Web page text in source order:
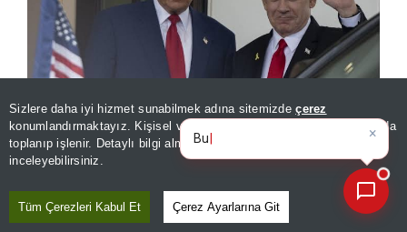
Sizlere daha iyi hizmet sunabilmek adına sitemizdeçerez
konumlandırmaktayız. Kişisel verileriniz, KVKK ve GDPR kapsamında
toplanıp işlenir. Detaylı bilgi almak için
inceleyebilirsiniz.
Tüm Çerezleri Kabul Et Çerez Ayarlarına Git
Türkiye’nin Gazze’deki rolü İsrail’i rahatsız etti! Netanyahu,
kurmayını ABD'ye gönderdi
×
Günün spor, gündem ve
ekonomi